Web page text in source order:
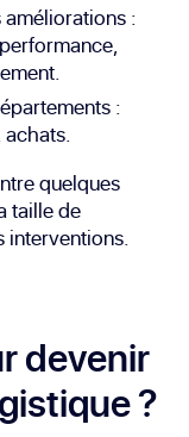
:
:
quelques
taille de
interventions.
devenir
?